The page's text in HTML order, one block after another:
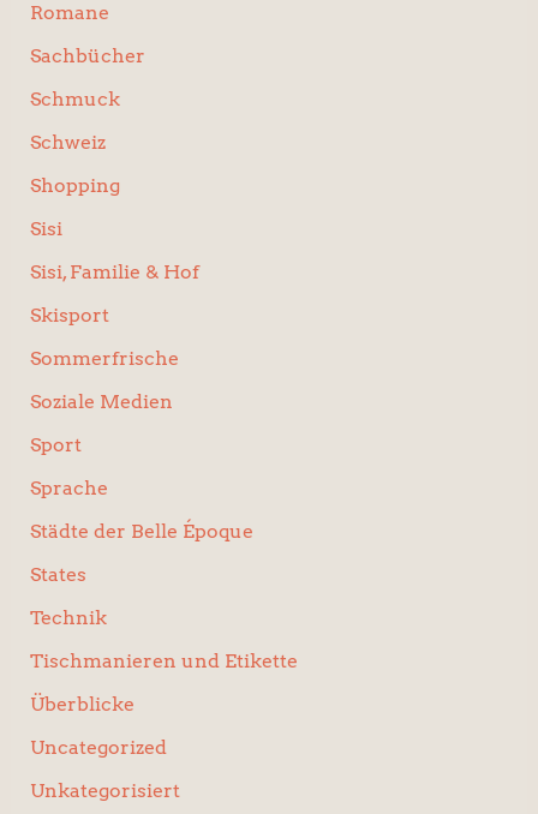
Romane
Sachbücher
Schmuck
Schweiz
Shopping
Sisi
Sisi, Familie & Hof
Skisport
Sommerfrische
Soziale Medien
Sport
Sprache
Städte der Belle Époque
States
Technik
Tischmanieren und Etikette
Überblicke
Uncategorized
Unkategorisiert